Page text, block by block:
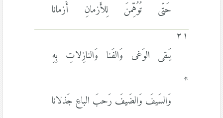
حَتّى تُوُهِّمنَ لِلأَزمانِ أَزمانا
٢١
يَلقى الوَغى وَالفَنا وَالنازِلاتِ بِهِ
*
وَالسَيفَ وَالضَيفَ رَحبَ الباعِ جَذلانا